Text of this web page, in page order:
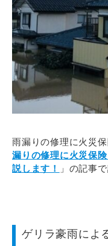
雨漏りの修理に火災
漏りの修理に火災保
説します！
」の記事
ゲリラ豪雨によ